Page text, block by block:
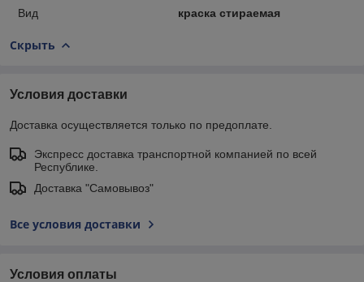
Вид
краска стираемая
Скрыть
Условия доставки
Доставка осуществляется только по предоплате.
Экспресс доставка транспортной компанией по всей
Республике.
Доставка "Самовывоз"
Все условия доставки
Условия оплаты